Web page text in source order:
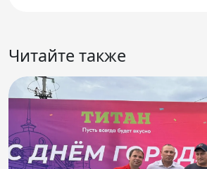
Читайте также